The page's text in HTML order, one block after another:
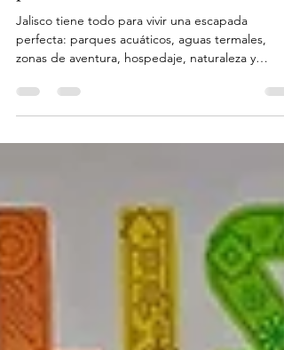
pasarla increíble
Jalisco tiene todo para vivir una escapada
zonas de aventura, hospedaje, naturaleza y
espacios para disfrutar con amigos, en pareja o